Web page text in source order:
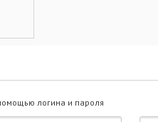
логина и пароля